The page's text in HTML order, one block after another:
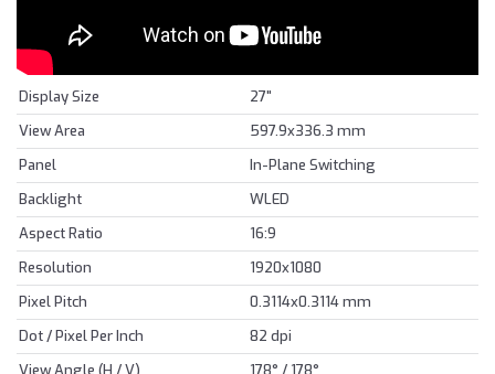
Display Size
27"
View Area
597.9x336.3 mm
Panel
In-Plane Switching
Backlight
WLED
Aspect Ratio
16:9
Resolution
1920x1080
Pixel Pitch
0.3114x0.3114 mm
Dot / Pixel Per Inch
82 dpi
View Angle (H / V)
178° / 178°